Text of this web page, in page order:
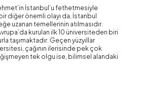
İstanbul’u fethetmesiyle
diğer önemli olayı da, İstanbul
uzanan temellerinin atılmasıdır.
kurulan ilk 10 üniversiteden biri
taşımaktadır. Geçen yüzyıllar
çağının ilerisinde pek çok
tek olgu ise, bilimsel alandaki